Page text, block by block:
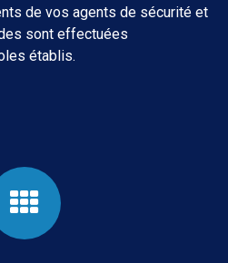
de vos agents de sécurité et
sont effectuées
établis.